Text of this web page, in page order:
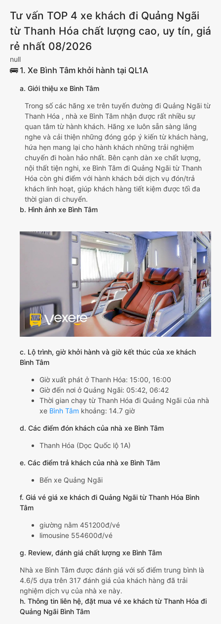
Tư vấn TOP 4 xe khách đi Quảng Ngãi
từ Thanh Hóa chất lượng cao, uy tín, giá
rẻ nhất 08/2026
null
🚌 1. Xe Bình Tâm khởi hành tại QL1A
a. Giới thiệu xe Bình Tâm
Trong số các hãng xe trên tuyến đường đi Quảng Ngãi từ
Thanh Hóa , nhà xe Bình Tâm nhận được rất nhiều sự
quan tâm từ hành khách. Hãng xe luôn sẵn sàng lắng
nghe và cải thiện những đóng góp ý kiến từ khách hàng,
hứa hẹn mang lại cho hành khách những trải nghiệm
chuyến đi hoàn hảo nhất. Bên cạnh dàn xe chất lượng,
nội thất tiện nghi, xe Bình Tâm đi Quảng Ngãi từ Thanh
Hóa còn ghi điểm với hành khách bởi dịch vụ đón/trả
khách linh hoạt, giúp khách hàng tiết kiệm được tối đa
thời gian di chuyển.
b. Hình ảnh xe Bình Tâm
c. Lộ trình, giờ khởi hành và giờ kết thúc của xe khách
Bình Tâm
Giờ xuất phát ở Thanh Hóa: 15:00, 16:00
Giờ đến nơi ở Quảng Ngãi: 05:42, 06:42
Thời gian chạy từ Thanh Hóa đi Quảng Ngãi của nhà
xe Bình Tâm khoảng: 14.7 giờ
d. Các điểm đón khách của nhà xe Bình Tâm
Thanh Hóa (Dọc Quốc lộ 1A)
e. Các điểm trả khách của nhà xe Bình Tâm
Bến xe Quảng Ngãi
f. Giá vé giá xe khách đi Quảng Ngãi từ Thanh Hóa Bình
Tâm
giường nằm 451200đ/vé
limousine 554600đ/vé
g. Review, đánh giá chất lượng xe Bình Tâm
Nhà xe Bình Tâm được đánh giá với số điểm trung bình là
4.6/5 dựa trên 317 đánh giá của khách hàng đã trải
nghiệm dịch vụ của nhà xe này.
h. Thông tin liên hệ, đặt mua vé xe khách từ Thanh Hóa đi
Quảng Ngãi Bình Tâm